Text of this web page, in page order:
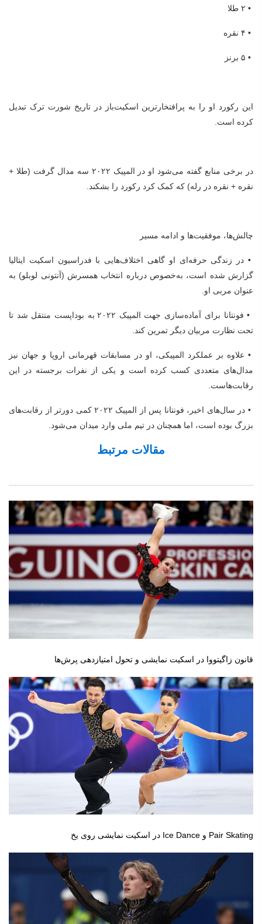
• ۲ طلا
• ۴ نقره
• ۵ برنز
این رکورد او را به پرافتخارترین اسکیت‌باز در تاریخ شورت ترک تبدیل
کرده است.
در برخی منابع گفته می‌شود او در المپیک ۲۰۲۲ سه مدال گرفت (طلا +
نقره + نقره در رله) که کمک کرد رکورد را بشکند.
چالش‌ها، موفقیت‌ها و ادامه مسیر
• در زندگی حرفه‌ای او گاهی اختلاف‌هایی با فدراسیون اسکیت ایتالیا
گزارش شده است، به‌خصوص درباره انتخاب همسرش (آنتونی لوبلو) به
عنوان مربی او.
• فونتانا برای آماده‌سازی جهت المپیک ۲۰۲۲ به بوداپست منتقل شد تا
تحت نظارت مربیان دیگر تمرین کند.
• علاوه بر عملکرد المپیکی، او در مسابقات قهرمانی اروپا و جهان نیز
مدال‌های متعددی کسب کرده است و یکی از نفرات برجسته در این
رقابت‌هاست.
• در سال‌های اخیر، فونتانا پس از المپیک ۲۰۲۲ کمی دورتر از رقابت‌های
بزرگ بوده است، اما همچنان در تیم ملی وارد میدان می‌شود.
مقالات مرتبط
قانون زاگیتووا در اسکیت نمایشی و تحول امتیازدهی پرش‌ها
Pair Skating و Ice Dance در اسکیت نمایشی روی یخ